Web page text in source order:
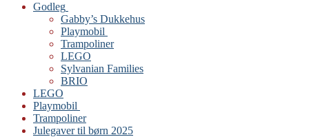
Godleg
Gabby’s Dukkehus
Playmobil
Trampoliner
LEGO
Sylvanian Families
BRIO
LEGO
Playmobil
Trampoliner
Julegaver til børn 2025